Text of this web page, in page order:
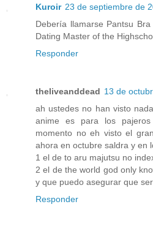
Kuroir 23 de septiembre de
Debería llamarse Pantsu
Dating Master of the
Responder
theliveanddead 13 de
ah ustedes no han visto
anime es para los
momento no eh visto el
ahora en octubre saldra y en
1 el de to aru majutsu no
2 el de the world god only
y que puedo asegurar que
Responder